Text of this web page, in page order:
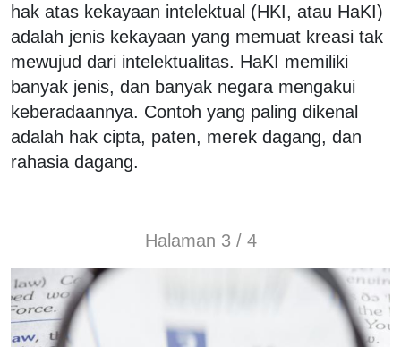
hak atas kekayaan intelektual (HKI, atau HaKI)
adalah jenis kekayaan yang memuat kreasi tak
mewujud dari intelektualitas. HaKI memiliki
banyak jenis, dan banyak negara mengakui
keberadaannya. Contoh yang paling dikenal
adalah hak cipta, paten, merek dagang, dan
rahasia dagang.
Halaman 3 / 4